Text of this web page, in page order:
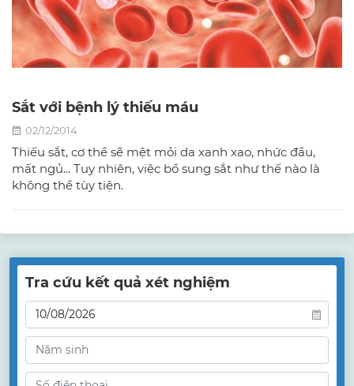
Sắt với bệnh lý thiếu máu
02/12/2014
Thiếu sắt, cơ thể sẽ mệt mỏi da xanh xao, nhức đầu,
mất ngủ... Tuy nhiên, việc bổ sung sắt như thế nào là
không thể tùy tiện.
Tra cứu kết quả xét nghiệm